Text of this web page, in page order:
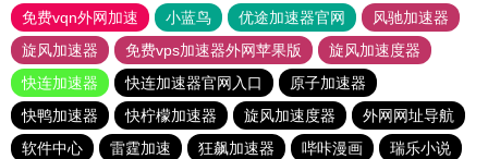
免费vqn外网加速
小蓝鸟 优途加速器官网
风驰加速器
旋风加速器
免费vps加速器外网苹果版
旋风加速度器
快连加速器
快连加速器官网入口
原子加速器
快鸭加速器
快柠檬加速器 旋风加速度器
外网网址导航
软件中心
雷霆加速 狂飙加速器 哔咔漫画
瑞乐小说